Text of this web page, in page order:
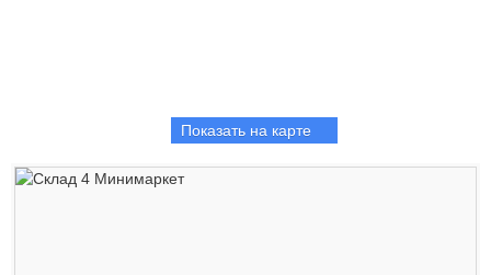
Показать на карте